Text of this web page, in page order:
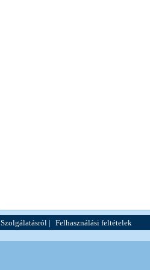
Szolgálatásról | Felhasználási feltételek